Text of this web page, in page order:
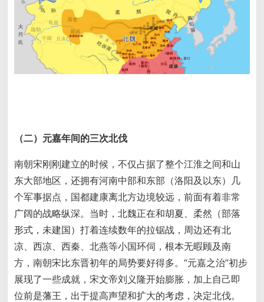
（二）元嘉年间的三次北伐
南朝宋刚刚建立的时候，不仅占据了整个江淮之间和山
东大部地区，还拥有河南中部和东部（洛阳及以东）几
个军事据点，国都建康离北方边境较远，前面有着非常
广阔的战略纵深。当时，北魏正在和胡夏、柔然（部落
形式，未建国）打着连续数年的拉锯战，周边还有北
凉、西凉、西秦、北燕等小国环伺，根本无暇顾及南
方，南朝宋比东晋初年的局势要好得多。“元嘉之治”初步
展现了一些成就，宋文帝刘义隆开始膨胀，加上自己即
位前是藩王，出于提高声望和扩大的考虑，决定北伐。